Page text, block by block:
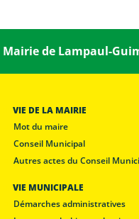
Mairie de Lampaul-
VIE DE LA MAIRIE
Mot du maire
Conseil Municipal
Autres actes du Conseil
VIE MUNICIPALE
Démarches administratives